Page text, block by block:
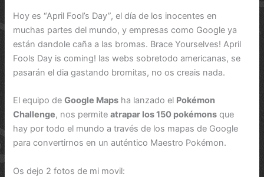
Hoy es “April Fool’s Day”, el día de los inocentes en
muchas partes del mundo, y empresas como Google ya
están dandole caña a las bromas. Brace Yourselves! April
Fools Day is coming! las webs sobretodo americanas, se
pasarán el dia gastando bromitas, no os creais nada.
El equipo deGoogle Maps ha lanzado el Pokémon
Challenge, nos permiteatrapar los 150 pokémons que
hay por todo el mundo a través de los mapas de Google
para convertirnos en un auténtico Maestro Pokémon.
Os dejo 2 fotos de mi movil: